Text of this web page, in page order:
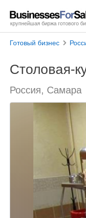
крупнейшая биржа готового
Готовый бизнес
Столовая-
Россия, Самара